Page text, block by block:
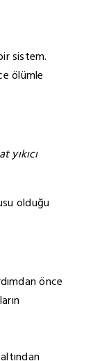
sistem.
ölümle
yıkıcı
olduğu
önce